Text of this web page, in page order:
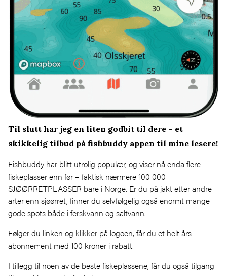
Til slutt har jeg en liten godbit til dere – et
skikkelig tilbud på fishbuddy appen til mine lesere!
Fishbuddy har blitt utrolig populær, og viser nå enda flere
fiskeplasser enn før – faktisk nærmere 100 000
SJØØRRETPLASSER bare i Norge. Er du på jakt etter andre
arter enn sjøørret, finner du selvfølgelig også enormt mange
gode spots både i ferskvann og saltvann.
Følger du linken og klikker på logoen, får du et helt års
abonnement med 100 kroner i rabatt.
I tillegg til noen av de beste fiskeplassene, får du også tilgang